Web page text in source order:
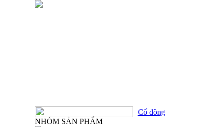
NHÓM SẢN PHẨM
Cổ đông